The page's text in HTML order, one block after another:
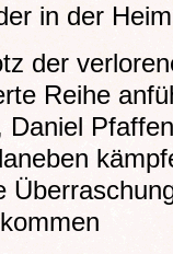
in der
der
Reihe
Daniel